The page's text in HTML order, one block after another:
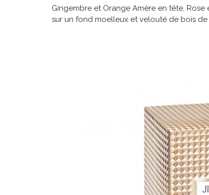
Gingembre et Orange Amère en tête,
sur un fond moelleux et velouté de bois